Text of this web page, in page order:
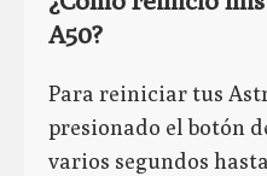
A50?
Para reiniciar tus
presionado el botón
varios segundos